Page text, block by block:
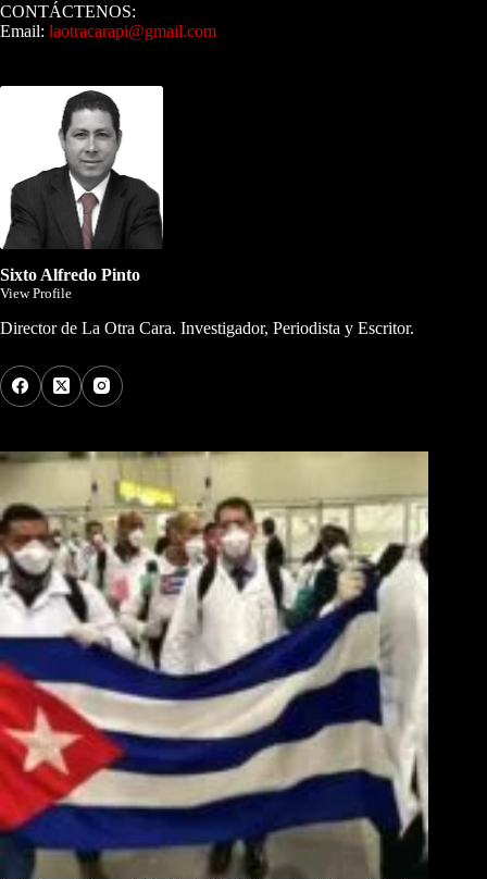
CONTÁCTENOS:
Email: laotracarapi@gmail.com
Sixto Alfredo Pinto
View Profile
Director de La Otra Cara. Investigador, Periodista y Escritor.